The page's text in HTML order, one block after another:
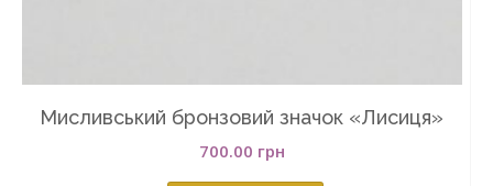
Мисливський бронзовий значок «Лисиця»
700.00 грн